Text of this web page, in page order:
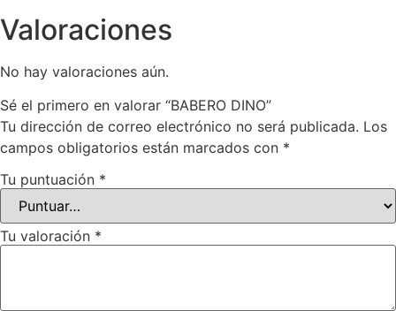
Valoraciones
No hay valoraciones aún.
Sé el primero en valorar “BABERO DINO”
Tu dirección de correo electrónico no será publicada. Los
campos obligatorios están marcados con *
Tu puntuación *
Tu valoración *